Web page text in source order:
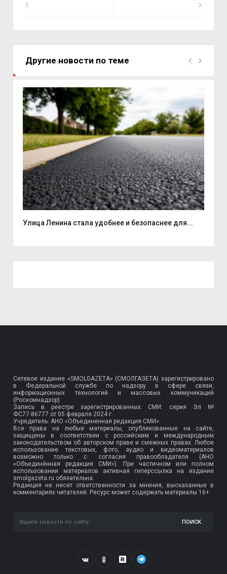
Другие новости по теме
Улица Ленина стала удобнее и безопаснее для...
Сетевое издание «SMOLGAZETA» (СМОЛГАЗЕТА) зарегистрировано
в Федеральной службе по надзору в сфере связи,
информационных технологий и массовых коммуникаций
(Роскомнадзор).
Запись в реестре зарегистрированных СМИ: серия Эл №
ФС77-86777 от 05 февраля 2024 г.
Учредитель: АНО «Объединенная редакция СМИ».
Все права на любые материалы, опубликованные на сайте,
защищены в соответствии с российским и международным
законодательством об авторском праве и смежных правах. Любое
использование текстовых, фото, аудио и видеоматериалов
возможно только с согласия правообладателя (АНО
«Объединённая редакция СМИ»). При частичном или полном
использовании материалов активная гиперссылка на издание
smolgazeta.ru обязательна.
Редакция не несет ответственности за мнения, высказанные в
комментариях читателей. Ресурс может содержать материалы 16+.
ПОИСК